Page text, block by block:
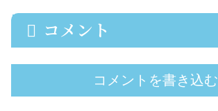
コメント
コメントを書き込む